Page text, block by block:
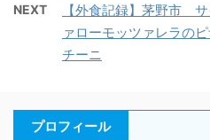
NEXT
【外食記録】茅野市
ァローモッツァレラの
チーニ
プロフィール